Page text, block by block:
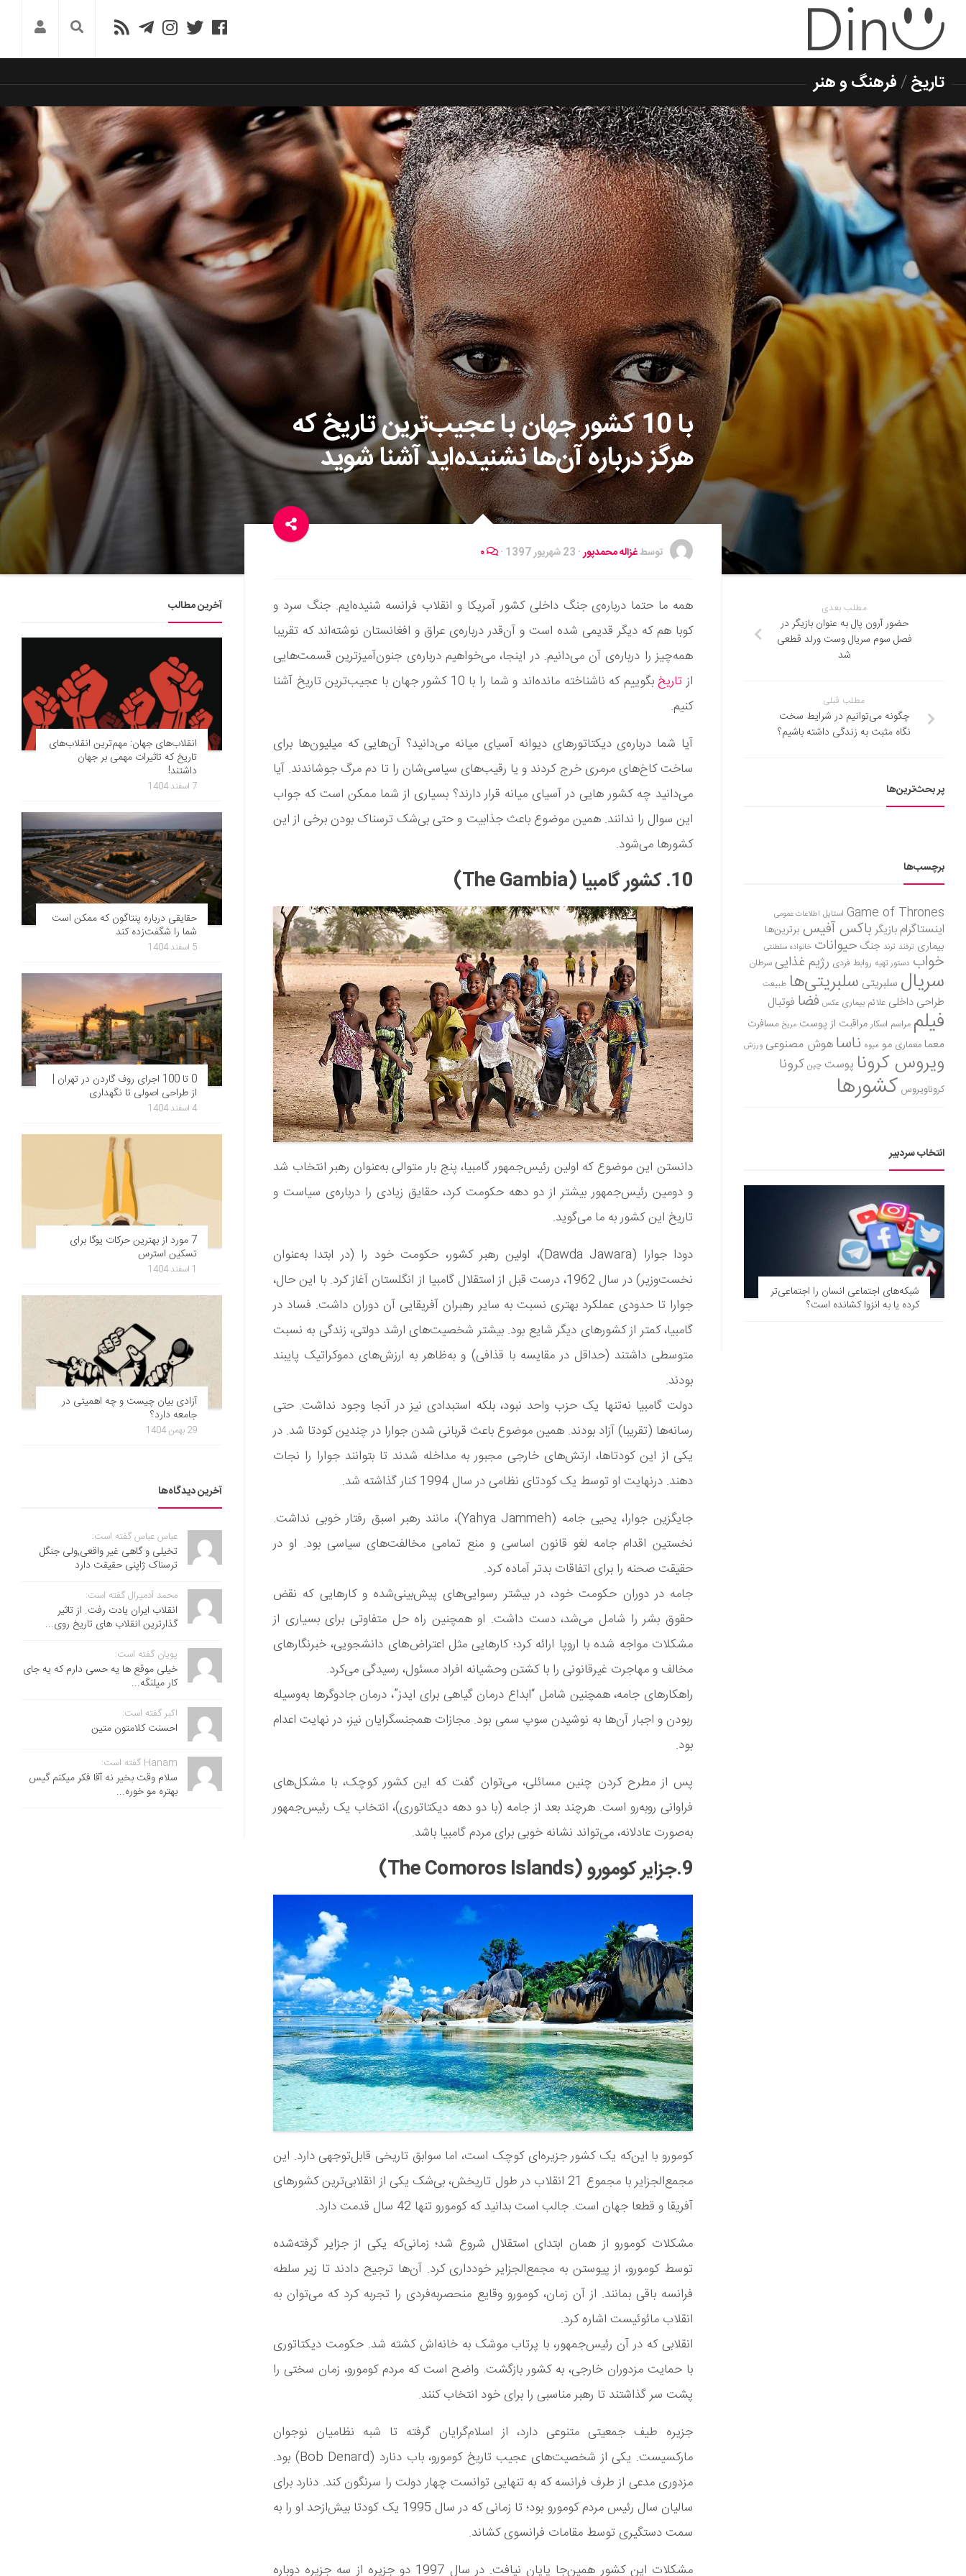
تاریخ/فرهنگ و هنر
با 10 کشور جهان با عجیب‌ترین تاریخ که
هرگز درباره آن‌ها نشنیده‌اید آشنا شوید
توسطغزاله محمدپور· 23 شهریور 1397 ·
همه ما حتما درباره‌ی جنگ داخلی کشور آمریکا و انقلاب فرانسه شنیده‌‌ایم. جنگ سرد و
کوبا هم که دیگر قدیمی شده‌ است و آن‌قدر درباره‌ی عراق و افغانستان نوشته‌اند که تقریبا
همه‌چیز را درباره‌ی آن می‌دانیم. در اینجا، می‌خواهیم درباره‌ی جنون‌آمیزترین قسمت‌هایی
ازتاریخ
بگوییم که ناشناخته مانده‌اند و شما را با 10 کشور جهان با عجیب‌ترین تاریخ آشنا
کنیم.
آیا شما درباره‌ی دیکتاتورهای دیوانه آسیای میانه می‌دانید؟ آن‌هایی که میلیون‌ها برای
ساخت کاخ‌های مرمری خرج کردند و یا رقیب‌های سیاسی‌شان را تا دم مرگ جوشاندند. آیا
می‌دانید چه کشور‌ هایی در آسیای میانه قرار دارند؟ بسیاری از شما ممکن است که جواب
این سوال را ندانند. همین موضوع باعث جذابیت و حتی بی‌شک ترسناک بودن برخی از این
کشور‌ها می‌شود.
10. کشور گامبیا (The Gambia)
دانستن این موضوع که اولین رئیس‌جمهور گامبیا، پنج بار متوالی به‌عنوان رهبر انتخاب شد
و دومین رئیس‌جمهور بیشتر از دو دهه حکومت کرد، حقایق زیادی را درباره‌ی سیاست و
تاریخ این کشور به ما می‌گوید.
دودا جوارا (Dawda Jawara)، اولین رهبر کشور، حکومت خود را (در ابتدا به‌عنوان
نخست‌وزیر) در سال 1962، درست قبل از استقلال گامبیا از انگلستان آغاز کرد. با این‌ حال،
جوارا تا حدودی عملکرد بهتری نسبت به سایر رهبران آفریقایی آن دوران داشت. فساد در
گامبیا، کمتر از کشور‌های دیگر شایع بود. بیشتر شخصیت‌های ارشد دولتی، زندگی به نسبت
متوسطی داشتند (حداقل در مقایسه با قذافی) و به‌ظاهر به ارزش‌های دموکراتیک پایبند
بودند.
دولت گامبیا نه‌تنها یک حزب واحد نبود، بلکه استبدادی نیز در آنجا وجود نداشت. حتی
رسانه‌ها (تقریبا) آزاد بودند. همین موضوع باعث قربانی شدن جوارا در چندین کودتا شد. در
یکی از این کودتاها، ارتش‌های خارجی مجبور به مداخله شدند تا بتوانند جوارا را نجات
دهند. درنهایت او توسط یک کودتای نظامی در سال 1994 کنار گذاشته شد.
جایگزین جوارا، یحیی جامه (Yahya Jammeh)، مانند رهبر اسبق رفتار خوبی نداشت.
نخستین اقدام‌ جامه لغو قانون اساسی و منع تمامی مخالفت‌های سیاسی بود. او در
حقیقت صحنه را برای اتفاقات بدتر آماده کرد.
جامه در دوران حکومت خود، در بیشتر رسوایی‌های پیش‌بینی‌شده و کارهایی که نقض
حقوق بشر را شامل می‌شد، دست داشت. او همچنین راه ‌حل متفاوتی برای بسیاری از
مشکلات مواجه‌ شده با اروپا ارائه کرد؛ کارهایی مثل اعتراض‌های دانشجویی، خبرنگارهای
مخالف و مهاجرت غیرقانونی را با کشتن وحشیانه افراد مسئول، رسیدگی می‌کرد.
راهکار‌های جامه، همچنین شامل “ابداع درمان گیاهی برای ایدز”، درمان جادوگرها به‌وسیله
ربودن و اجبار آن‌ها به نوشیدن سوپ سمی بود. مجازات همجنسگرایان نیز، در ‌نهایت اعدام
بود.
پس از مطرح‌ کردن چنین مسائلی، می‌توان گفت که این کشور کوچک، با مشکل‌های
فراوانی رو‌به‌رو است. هرچند بعد از جامه (با دو دهه دیکتاتوری)، انتخاب یک رئیس‌جمهور
به‌صورت عادلانه، می‌­تواند نشانه خوبی برای مردم گامبیا باشد.
9.جزایر کومورو (The Comoros Islands)
کومورو با این‌که یک کشور جزیره‌ای کوچک است، اما سوابق تاریخی قابل‌توجهی دارد. این
مجمع‌الجزایر با مجموع 21‌ انقلاب در طول تاریخش، بی‌شک یکی از انقلابی‌ترین کشورهای
آفریقا و قطعا جهان است. جالب است بدانید که کومورو تنها 42 سال قدمت دارد.
مشکلات کومورو از همان ابتدای استقلال شروع شد؛ زمانی­‌که یکی از جزایر گرفته‌شده
توسط کومورو، از پیوستن به مجمع‌الجزایر خودداری کرد. آن‌ها ترجیح دادند تا زیر سلطه
فرانسه باقی بمانند. از آن زمان، کومورو وقایع منحصربه‌فردی را تجربه کرد که می‌توان به
انقلاب مائوئیست اشاره کرد.
انقلابی که در آن رئیس‌جمهور، با پرتاب موشک به خانه‌اش کشته شد. حکومت دیکتاتوری
با حمایت مزدوران خارجی، به کشور بازگشت. واضح است که مردم کومورو، زمان سختی را
پشت سر گذاشتند تا رهبر مناسبی را برای خود انتخاب کنند.
جزیره طیف جمعیتی متنوعی دارد، از اسلام‌گرایان گرفته تا شبه نظامیان نوجوان
مارکسیست. یکی از شخصیت‌های عجیب تاریخ کومورو، باب دنارد (Bob Denard) بود.
مزدوری مدعی از طرف فرانسه که به تنهایی توانست چهار دولت را سرنگون کند. دنارد برای
سالیان سال رئیس مردم کومورو بود؛ تا زمانی که در سال 1995 یک کودتا بیش‌ازحد او را به
سمت دستگیری توسط مقامات فرانسوی کشاند.
مشکلات این کشور همین‌جا پایان نیافت. در سال 1997 دو جزیره از سه جزیره دوباره
مطلب بعدی
حضور آرون پال به عنوان بازیگر در
فصل سوم سریال وست ورلد قطعی
شد
مطلب قبلی
چگونه می‌توانیم در شرایط سخت
نگاه مثبت به زندگی داشته باشیم؟
پر بحث‌ترین‌ها
برچسب‌ها
Game of Thrones استایل اطلاعات عمومی
اینستاگرام بازیگر باکس آفیس برترین‌ها
بیماری ترفند ترند جنگ حیوانات خانواده سلطنتی
خواب دستور تهیه روابط فردی رژیم غذاییسرطان
سریال سلبریتی سلبریتی‌ها طبیعت
طراحی داخلی علائم بیماری عکس فضا فوتبال
فیلم مراسم اسکارمراقبت از پوست مریخ مسافرت
معمامعماری مو میوه ناساهوش مصنوعی ورزش
ویروس کرونا پوست چین کرونا
کروناویروس کشورها
انتخاب سردبیر
شبکه‌های اجتماعی انسان را اجتماعی‌تر
کرده یا به انزوا کشانده است؟
آخرین مطالب
انقلاب‌های جهان: مهم‌ترین انقلاب‌های
تاریخ که تاثیرات مهمی بر جهان
داشتند!
7 اسفند 1404
حقایقی درباره پنتاگون که ممکن است
شما را شگفت‌زده کند
5 اسفند 1404
0 تا 100 اجرای روف گاردن در تهران |
از طراحی اصولی تا نگهداری
4 اسفند 1404
7 مورد از بهترین حرکات یوگا برای
تسکین استرس
1 اسفند 1404
آزادی بیان چیست و چه اهمیتی در
جامعه دارد؟
29 بهمن 1404
آخرین دیدگاه‌ها
عباس عباس گفته است:
تخیلی و گاهی غیر واقعی,ولی جنگل
ترسناک ژاپنی حقیقت دارد
محمد آدمیرال گفته است:
انقلاب ایران یادت رفت. از تاثیر
گذارترین انقلاب های تاریخ روی...
پویان گفته است:
خیلی موقع ها یه حسی دارم که یه جای
کار میلنگه...
اکبر گفته است:
احسنت ‌کلامتون متین
Hanam گفته است:
سلام وقت بخیر نه آقا فکر میکنم گیس
بهتره مو خوره...